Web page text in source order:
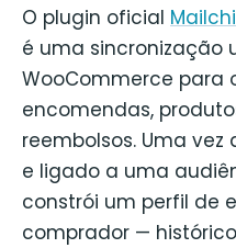
O plugin oficial
é uma sincronização
WooCommerce para
encomendas,
reembolsos. Uma
e ligado a uma
constrói um perfil de
comprador —